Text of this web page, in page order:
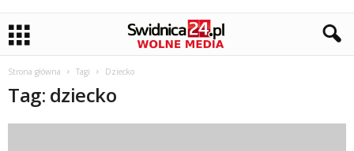
Strona główna Tagi Dziecko
Tag: dziecko